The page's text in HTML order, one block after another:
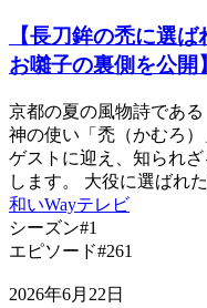
【長刀鉾の禿に選
お囃子の裏側を公開
京都の夏の風物詩であ
神の使い「禿（かむろ
ゲストに迎え、知られ
します。 大役に選ばれ
和いWayテレビ
シーズン#1
エピソード#261
2026年6月22日